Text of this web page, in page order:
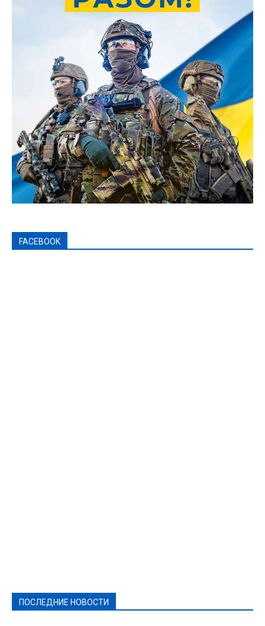
FACEBOOK
ПОСЛЕДНИЕ НОВОСТИ